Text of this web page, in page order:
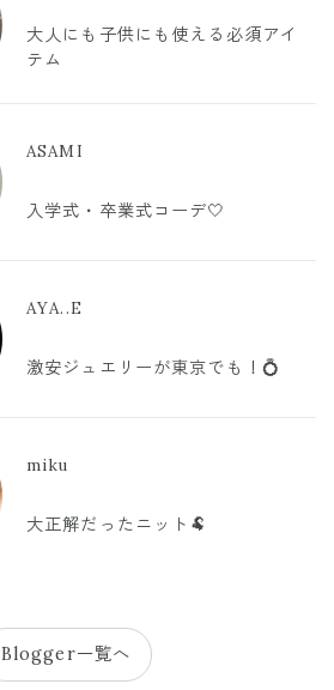
大人にも子供にも使える必須アイ
テム
ASAMI
入学式・卒業式コーデ🤍
AYA..E
激安ジュエリーが東京でも！💍
miku
大正解だったニット🐏
Blogger一覧へ